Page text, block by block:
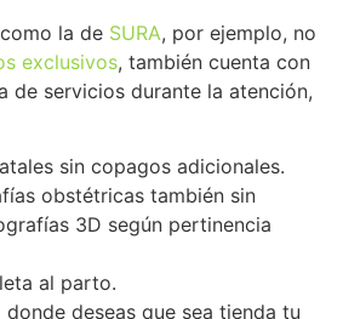
la de SURA, por ejemplo, no
exclusivos, también cuenta con
de servicios durante la atención,
sin copagos adicionales.
obstétricas también sin
3D según pertinencia
al parto.
donde deseas que sea tienda tu